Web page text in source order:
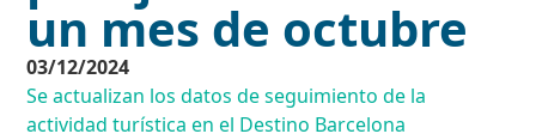
un mes de octubre
03/12/2024
Se actualizan los datos de seguimiento de la
actividad turística en el Destino Barcelona